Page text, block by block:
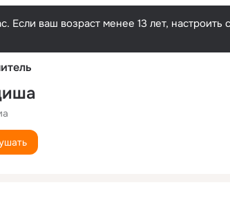
Если ваш возраст менее 13 лет,